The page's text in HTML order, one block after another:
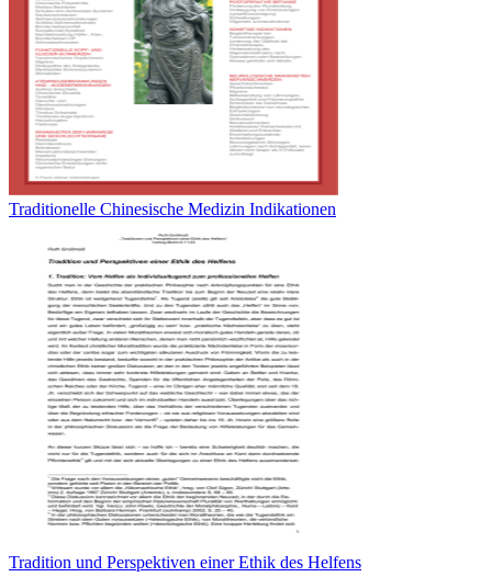
Traditionelle Chinesische Medizin Indikationen
Tradition und Perspektiven einer Ethik des Helfens